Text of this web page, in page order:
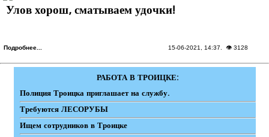
Улов хорош, сматываем удочки!
Подробнее... 15-06-2021, 14:37 . 👁 3128
РАБОТА В ТРОИЦКЕ:
Полиция Троицка приглашает на службу.
Требуются ЛЕСОРУБЫ
Ищем сотрудников в Троицке